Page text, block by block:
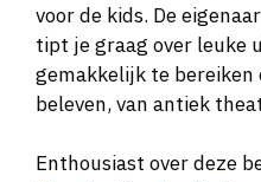
voor de kids. De
tipt je graag over leuke
gemakkelijk te bereiken
beleven, van antiek
Enthousiast over deze